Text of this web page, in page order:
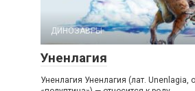
ДИНОЗАВРЫ
Уненлагия
Уненлагия Уненлагия (лат. Unenlagia,